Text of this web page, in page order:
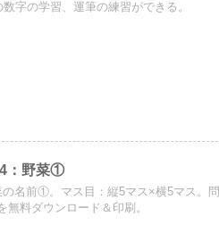
字の学習、運筆の練習ができる。
4：野菜①
名前①。マス目：縦5マス×横5マス。問
料ダウンロード＆印刷。